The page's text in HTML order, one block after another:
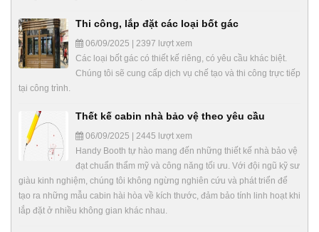
Thi công, lắp đặt các loại bốt gác
06/09/2025 | 2397 lượt xem
Các loại bốt gác có thiết kế riêng, có yêu cầu khác biệt.
Chúng tôi sẽ cung cấp dịch vụ chế tạo và thi công trực tiếp
tại công trình.
Thết kế cabin nhà bảo vệ theo yêu cầu
06/09/2025 | 2445 lượt xem
Handy Booth tự hào mang đến những thiết kế nhà bảo vệ
đạt chuẩn thẩm mỹ và công năng tối ưu. Với đội ngũ kỹ sư
giàu kinh nghiệm, chúng tôi không ngừng nghiên cứu và phát triển để
tạo ra những mẫu cabin hài hòa về kích thước, đảm bảo tính linh hoạt khi
lắp đặt ở nhiều không gian khác nhau.